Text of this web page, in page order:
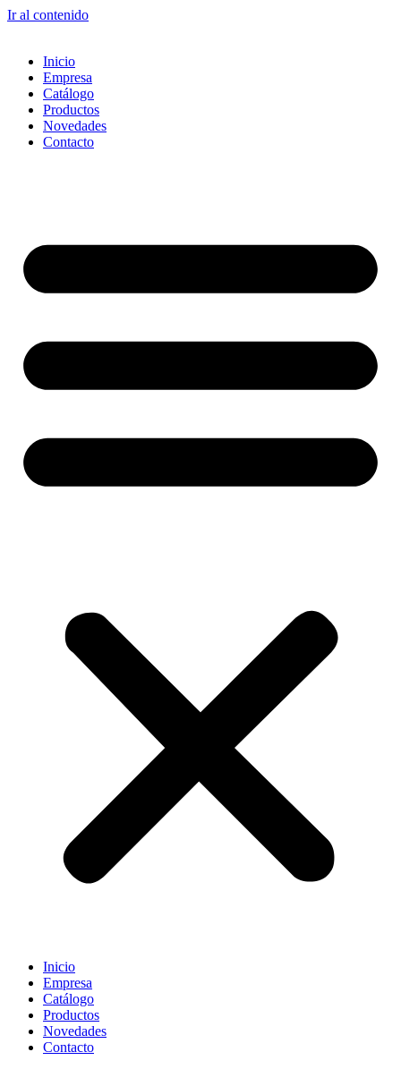
Ir al contenido
Inicio
Empresa
Catálogo
Productos
Novedades
Contacto
Inicio
Empresa
Catálogo
Productos
Novedades
Contacto